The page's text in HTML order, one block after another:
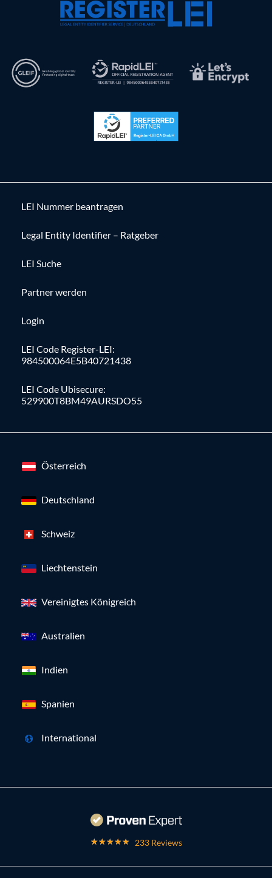
LEI Nummer beantragen
Legal Entity Identifier – Ratgeber
LEI Suche
Partner werden
Login
LEI Code Register-LEI:
984500064E5B40721438
LEI Code Ubisecure:
529900T8BM49AURSDO55
Österreich
Deutschland
Schweiz
Liechtenstein
Vereinigtes Königreich
Australien
Indien
Spanien
International
233 Reviews